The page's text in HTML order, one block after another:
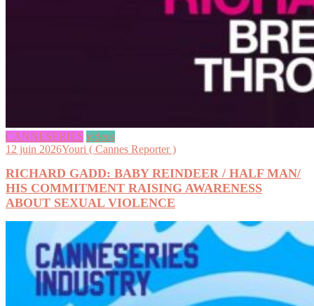
CANNESERIES videos
12 juin 2026Youri ( Cannes Reporter )
RICHARD GADD: BABY REINDEER / HALF MAN/
HIS COMMITMENT RAISING AWARENESS
ABOUT SEXUAL VIOLENCE